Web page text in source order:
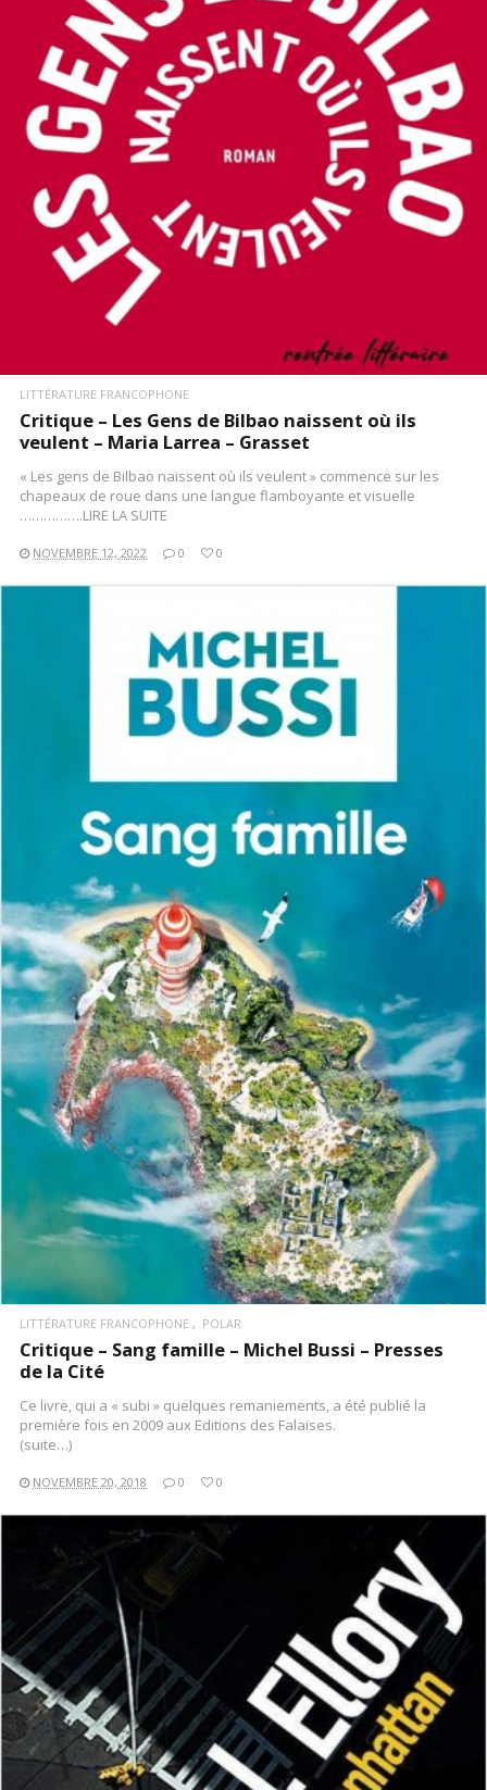
LIRE LA SUITE
LITTÉRATURE FRANCOPHONE
Critique – Les Gens de Bilbao naissent où ils
veulent – Maria Larrea – Grasset
« Les gens de Bilbao naissent où ils veulent » commence sur les
chapeaux de roue dans une langue flamboyante et visuelle
…………….LIRE LA SUITE
NOVEMBRE 12, 2022 0 0
LIRE LA SUITE
LITTÉRATURE FRANCOPHONE POLAR
Critique – Sang famille – Michel Bussi – Presses
de la Cité
Ce livre, qui a « subi » quelques remaniements, a été publié la
première fois en 2009 aux Editions des Falaises.
(suite…)
NOVEMBRE 20, 2018 0 0